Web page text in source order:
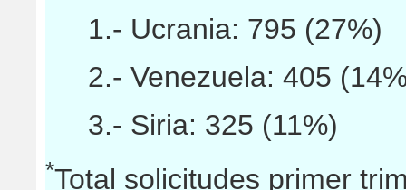
1.- Ucrania: 795 (27%)
2.- Venezuela: 405
3.- Siria: 325 (11%)
*Total solicitudes primer